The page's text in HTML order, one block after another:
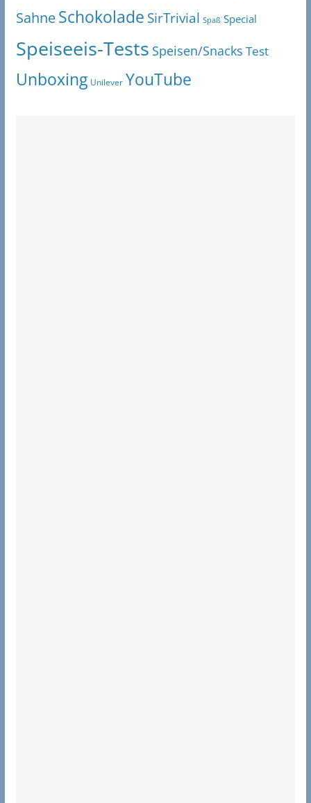
SahneSchokolade SirTrivial Spaß Special
Speiseeis-Tests Speisen/Snacks Test
Unboxing Unilever YouTube